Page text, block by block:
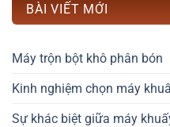
BÀI VIẾT MỚI
Máy trộn bột khô phân bón
Kinh nghiệm chọn máy
Sự khác biệt giữa máy